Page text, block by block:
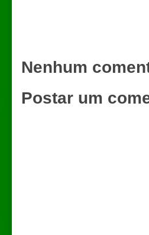
Nenhum
Postar um